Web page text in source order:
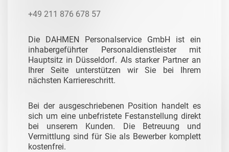
+49 211 876 678 57
Die DAHMEN Personalservice GmbH ist ein
inhabergeführter Personaldienstleister mit
Hauptsitz in Düsseldorf. Als starker Partner an
Ihrer Seite unterstützen wir Sie bei Ihrem
nächsten Karriereschritt.
Bei der ausgeschriebenen Position handelt es
sich um eine unbefristete Festanstellung direkt
bei unserem Kunden. Die Betreuung und
Vermittlung sind für Sie als Bewerber komplett
kostenfrei.